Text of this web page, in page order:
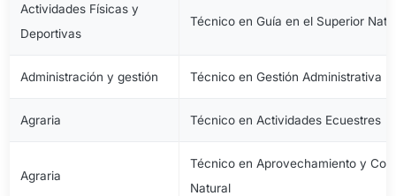
Actividades Físicas y
Deportivas
Técnico en Guía en el Superior
Administración y gestión Técnico en Gestión Administrativa
Agraria Técnico en Actividades Ecuestres
Agraria
Técnico en Aprovechamiento y
Natural